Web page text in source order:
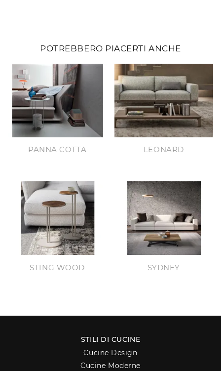
POTREBBERO PIACERTI ANCHE
PANNA COTTA LEONARD
STING WOOD SYDNEY
STILI DI CUCINE
Cucine Design
Cucine Moderne